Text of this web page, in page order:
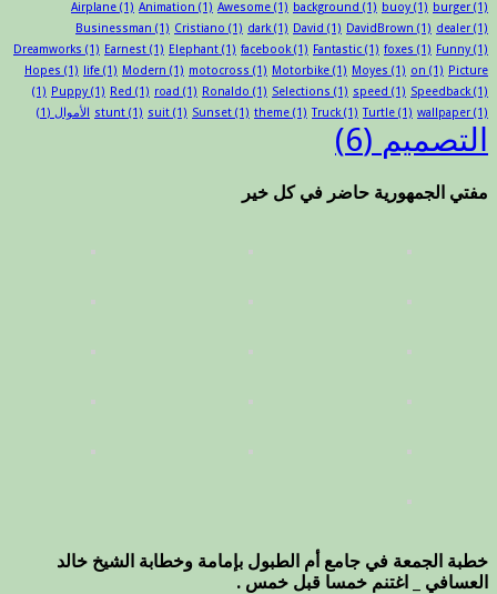
Airplane (1) Animation (1) Awesome (1) background (1) buoy (1) burger (1)
Businessman (1) Cristiano (1) dark(1) David (1) DavidBrown (1) dealer (1)
Dreamworks (1) Earnest (1) Elephant (1) facebook(1) Fantastic (1) foxes (1) Funny (1)
Hopes (1) life (1) Modern (1) motocross (1) Motorbike (1) Moyes (1) on (1) Picture
(1) Puppy (1) Red (1) road (1) Ronaldo (1) Selections (1) speed (1) Speedback(1)
stunt (1) suit (1) Sunset (1) theme (1) Truck(1) Turtle (1) wallpaper (1) الأموال (1)
التصميم (6)
مفتي الجمهورية حاضر في كل خير
خطبة الجمعة في جامع أم الطبول بإمامة وخطابة الشيخ خالد
العسافي _ اغتنم خمسا قبل خمس .